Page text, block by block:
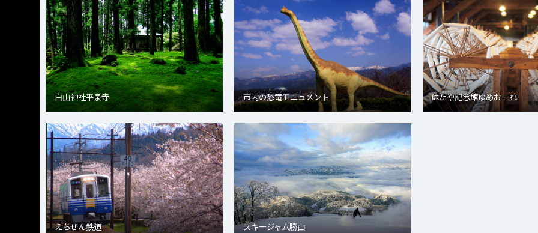
白山神社平泉寺 市内の恐竜モニュメント はたや記念館ゆめおーれ
えちぜん鉄道 スキージャム勝山